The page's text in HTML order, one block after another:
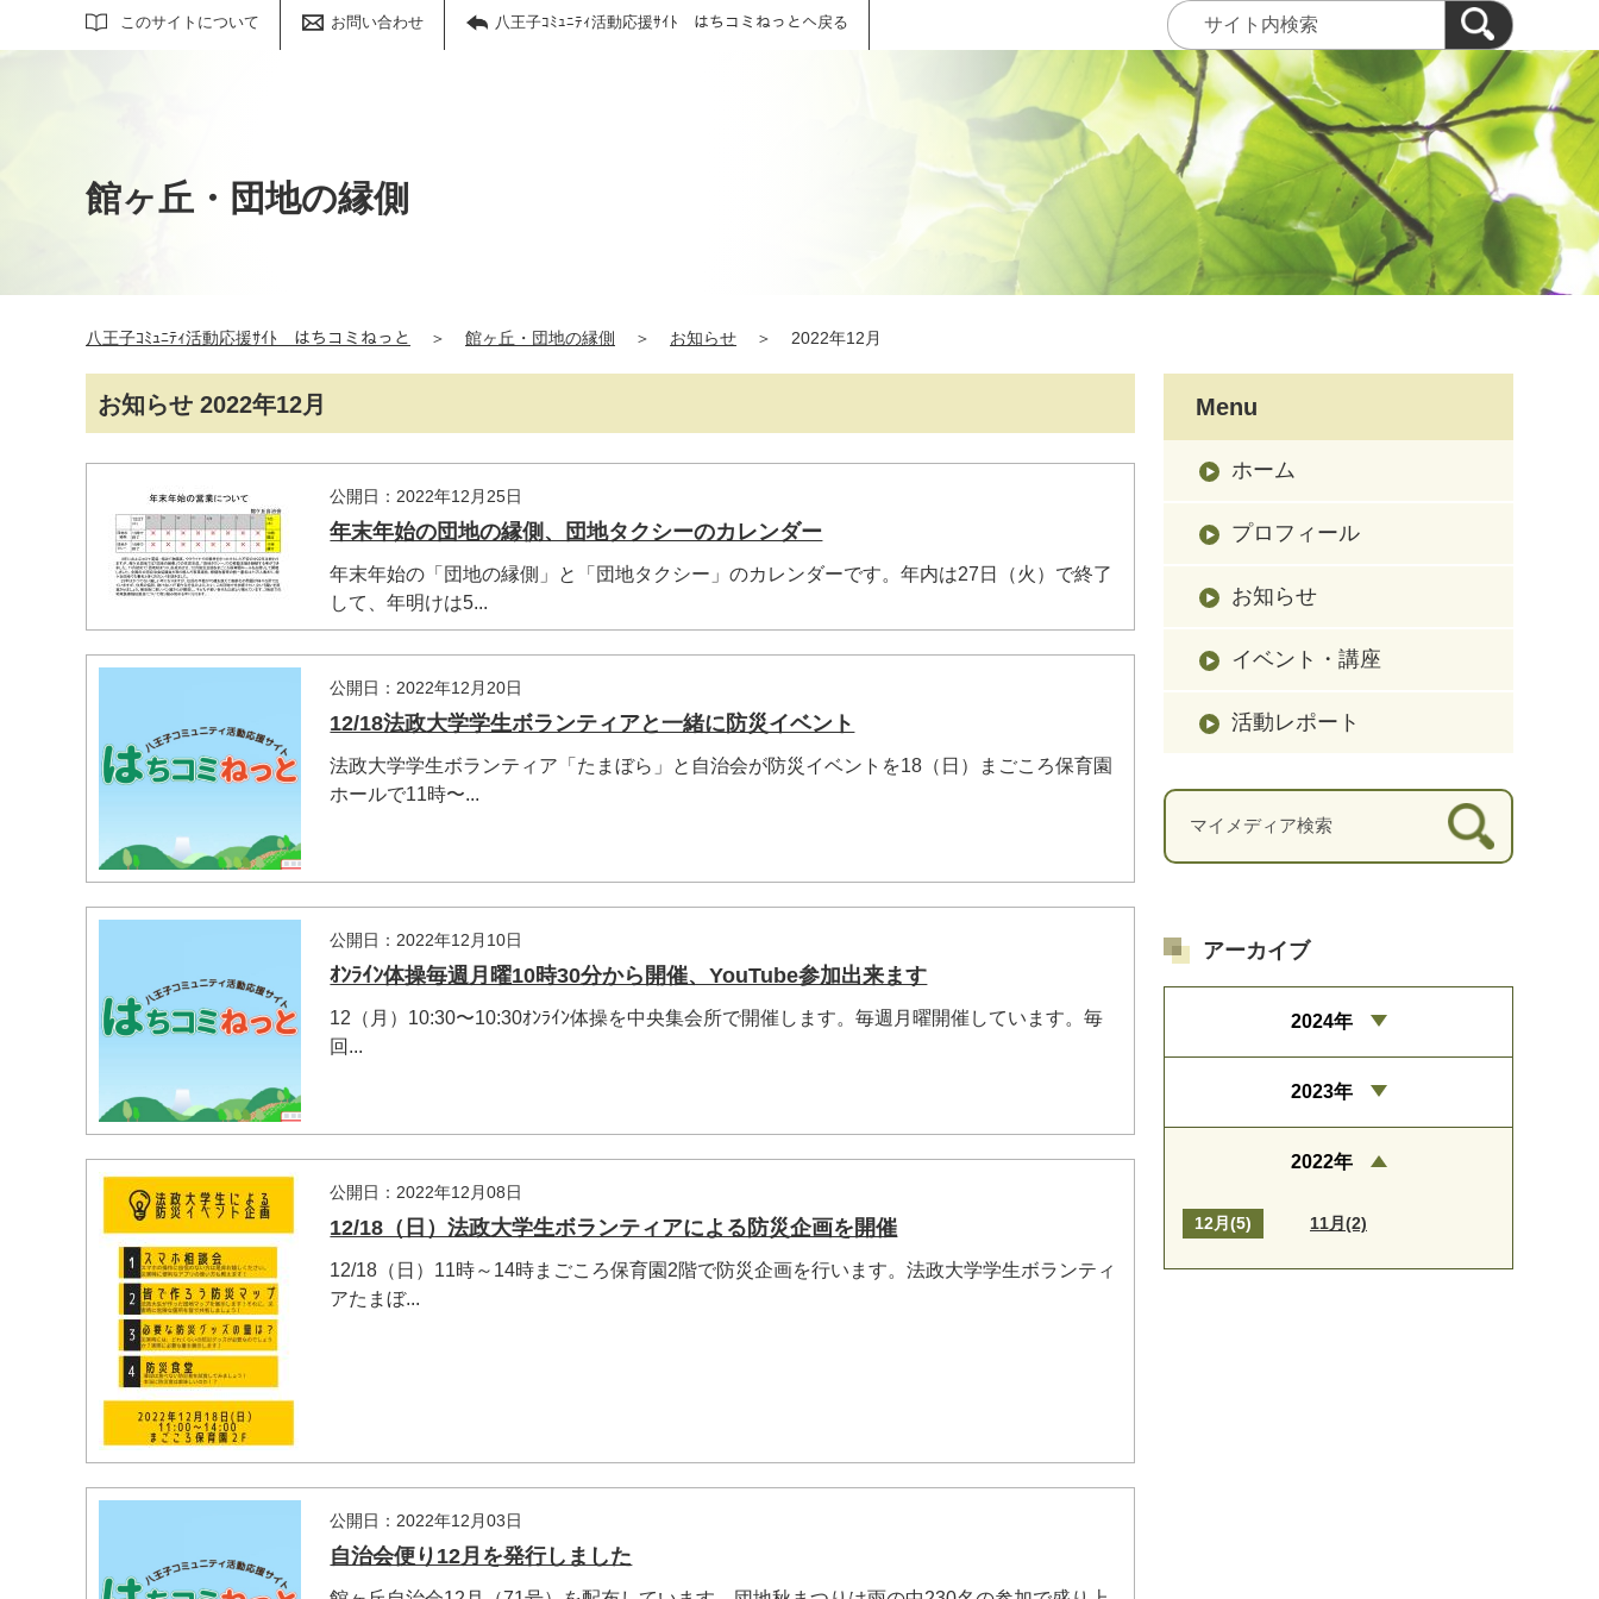
このサイトについて お問い合わせ 八王子ｺﾐｭﾆﾃｨ活動応援ｻｲﾄ はちコミねっとへ戻る
サイト内検索
館ヶ丘・団地の縁側
八王子ｺﾐｭﾆﾃｨ活動応援ｻｲﾄ はちコミねっと ＞ 館ヶ丘・団地の縁側 ＞ お知らせ ＞ 2022年12月
お知らせ 2022年12月
公開日：2022年12月25日
年末年始の団地の縁側、団地タクシーのカレンダー
年末年始の「団地の縁側」と「団地タクシー」のカレンダーです。年内は27日（火）で終了
して、年明けは5...
公開日：2022年12月20日
12/18法政大学学生ボランティアと一緒に防災イベント
法政大学学生ボランティア「たまぼら」と自治会が防災イベントを18（日）まごころ保育園
ホールで11時〜...
公開日：2022年12月10日
ｵﾝﾗｲﾝ体操毎週月曜10時30分から開催、YouTube参加出来ます
12（月）10:30〜10:30ｵﾝﾗｲﾝ体操を中央集会所で開催します。毎週月曜開催しています。毎
回...
公開日：2022年12月08日
12/18（日）法政大学生ボランティアによる防災企画を開催
12/18（日）11時～14時まごころ保育園2階で防災企画を行います。法政大学学生ボランティ
アたまぼ...
公開日：2022年12月03日
自治会便り12月を発行しました
Menu
ホーム
プロフィール
お知らせ
イベント・講座
活動レポート
アーカイブ
2024年
2023年
2022年
12月(5) 11月(2)